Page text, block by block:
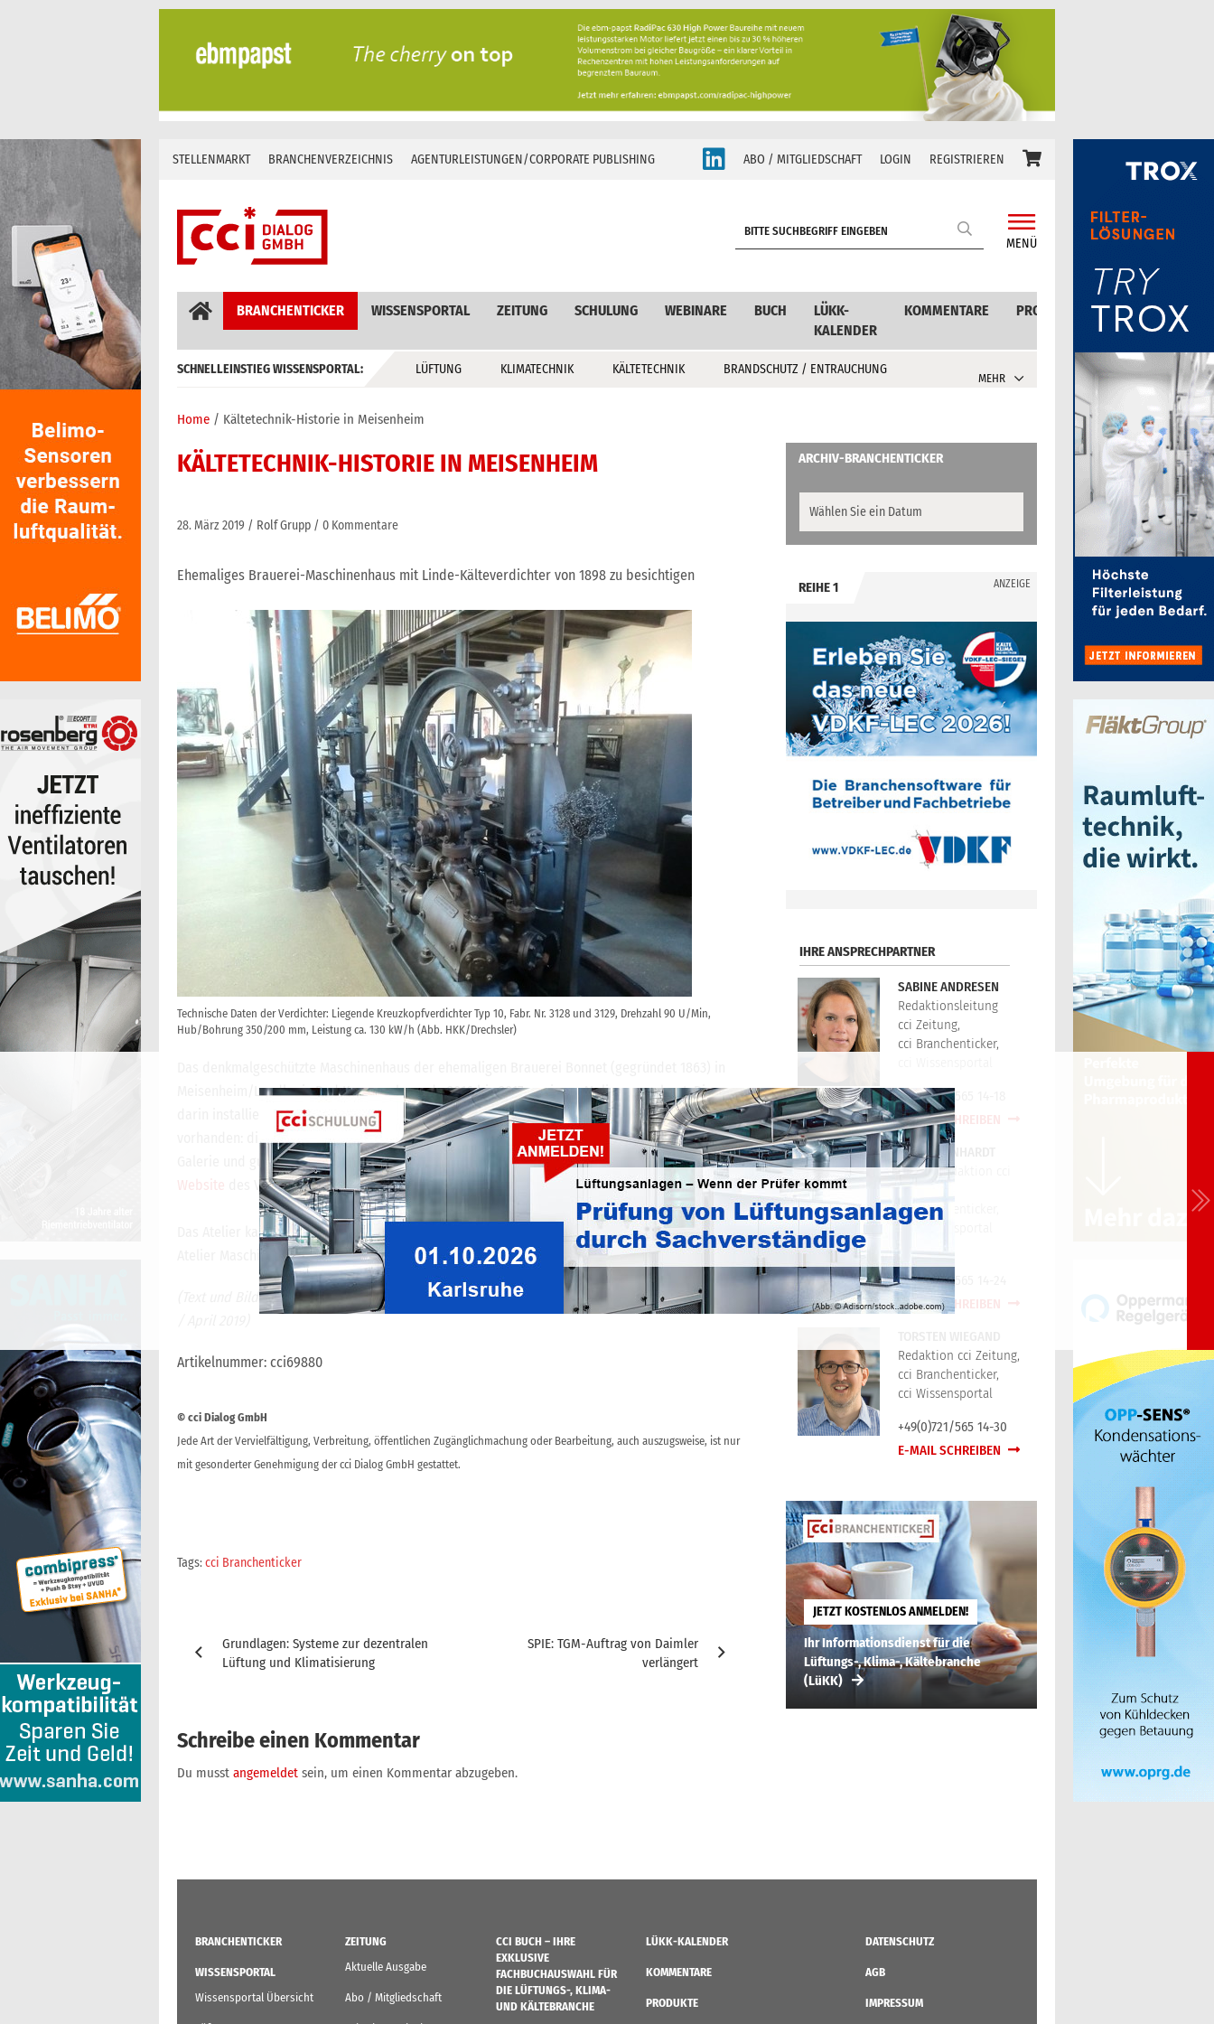
Skip
content
STELLENMARKT BRANCHENVERZEICHNIS AGENTURLEISTUNGEN/CORPORATE PUBLISHING ABO / MITGLIEDSCHAFT LOGIN REGISTRIEREN
MENÜ
BRANCHENTICKER WISSENSPORTAL ZEITUNG SCHULUNG WEBINARE BUCH
LÜKK-
KALENDER
KOMMENTARE PRODUKTE
SCHNELLEINSTIEG WISSENSPORTAL: LÜFTUNG KLIMATECHNIK KÄLTETECHNIK BRANDSCHUTZ / ENTRAUCHUNG
MEHR
Home Kältetechnik-Historie in Meisenheim
KÄLTETECHNIK-HISTORIE IN MEISENHEIM
28. März 2019 Rolf Grupp 0 Kommentare
Ehemaliges Brauerei-Maschinenhaus mit Linde-Kälteverdichter von 1898 zu besichtigen
Technische Daten der Verdichter: Liegende Kreuzkopfverdichter Typ 10, Fabr. Nr. 3128 und 3129, Drehzahl 90 U/Min,
Hub/Bohrung 350/200 mm, Leistung ca. 130 kW/h (Abb. HKK/Drechsler)
Meisenheim/Landkreis Bad Kreuznach wurde 2016 bis 2017 zu einem Atelier ausgebaut. Die
darin installierten Kälteverdichter von Linde von 1898 wurden optisch überholt. Ebenfalls noch
vorhanden: die original belassene Kappendecke mit Stahlträgern, gusseiserne Säulen, eine
Galerie und gusseiserne Fensterrahmen. Weitere Impressionen der Maschien finden Sie auf der
Website des Vereins Historische Kälte- und Klimatechnik (HKK).
Das Atelier kann samstags und sonntags (14.00 bis 16.00 Uhr) besichtigt werden. Kontaktdaten:
Atelier Maschinenhaus Drechsler, Obertor 15a, Meisenheim, marion.drechsler@gmx.de.
(Text und Bild entnommen aus der HKK-Websitewww.vhkk.org
„Aktuelles aus dem Verein“ März
Artikelnummer: cci69880
© cci Dialog GmbH
Jede Art der Vervielfältigung, Verbreitung, öffentlichen Zugänglichmachung oder Bearbeitung, auch auszugsweise, ist nur
mit gesonderter Genehmigung der cci Dialog GmbH gestattet.
Tags:cci Branchenticker
Grundlagen: Systeme zur dezentralen
Lüftung und Klimatisierung
SPIE: TGM-Auftrag von Daimler
verlängert
Schreibe einen Kommentar
Du musst angemeldet sein, um einen Kommentar abzugeben.
ARCHIV-BRANCHENTICKER
REIHE 1 ANZEIGE
IHRE ANSPRECHPARTNER
SABINE ANDRESEN
Redaktionsleitung
cci Zeitung,
cci Branchenticker,
+49(0)721/565 14-18
E-MAIL SCHREIBEN
PETER REINHARDT
Technikredaktion cci
Zeitung,
cci Branchenticker,
cci Wissensportal
+49(0)721/565 14-24
E-MAIL SCHREIBEN
Redaktion cci Zeitung,
cci Branchenticker,
cci Wissensportal
+49(0)721/565 14-30
E-MAIL SCHREIBEN
JETZT KOSTENLOS ANMELDEN!
Ihr Informationsdienst für die
Lüftungs-, Klima-, Kältebranche
(LüKK)
BRANCHENTICKER
WISSENSPORTAL
Wissensportal Übersicht
ZEITUNG
Aktuelle Ausgabe
Abo / Mitgliedschaft
CCI BUCH – IHRE
EXKLUSIVE
FACHBUCHAUSWAHL FÜR
DIE LÜFTUNGS-, KLIMA-
UND KÄLTEBRANCHE
LÜKK-KALENDER
KOMMENTARE
PRODUKTE
DATENSCHUTZ
AGB
IMPRESSUM